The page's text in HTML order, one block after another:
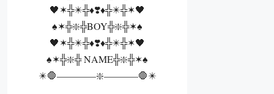
🖤✶╬✴️╬♦️❣️♦️╬✴️╬✶🖤
♠️✶╬❇️╬BOY╬❇️╬✶♠️
🖤✶╬✴️╬♦️❣️♦️╬✴️╬✶🖤
♠️✶╬❇️╬ NAME╬❇️╬✶♠️
✴️🛑————❇️———–🛑✴️